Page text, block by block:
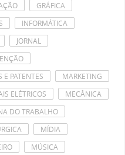
GRÁFICA
INFORMÁTICA
JORNAL
E PATENTES
MARKETING
ELÉTRICOS
MECÂNICA
DO TRABALHO
MÍDIA
MÚSICA